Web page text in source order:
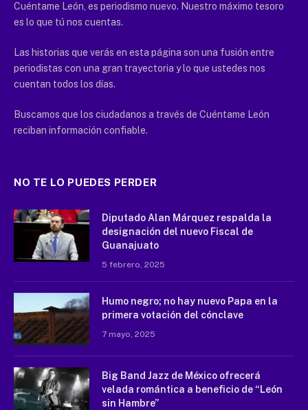
Cuéntame León, es periodismo nuevo. Nuestro máximo tesoro
es lo que tú nos cuentas.
Las historias que verás en esta página son una fusión entre
periodistas con una gran trayectoria y lo que ustedes nos
cuentan todos los días.
Buscamos que los ciudadanos a través de Cuéntame León
reciban información confiable.
NO TE LO PUEDES PERDER
Diputado Alan Márquez respalda la
designación del nuevo Fiscal de
Guanajuato
5 febrero, 2025
Humo negro; no hay nuevo Papa en la
primera votación del cónclave
7 mayo, 2025
Big Band Jazz de México ofrecerá
velada romántica a beneficio de “León
sin Hambre”